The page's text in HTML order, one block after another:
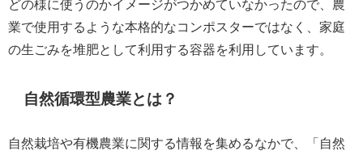
どの様に使うのかイメージがつかめていなかったので、農
業で使用するような本格的なコンポスターではなく、家庭
の生ごみを堆肥として利用する容器を利用しています。
自然循環型農業とは？
自然栽培や有機農業に関する情報を集めるなかで、「自然